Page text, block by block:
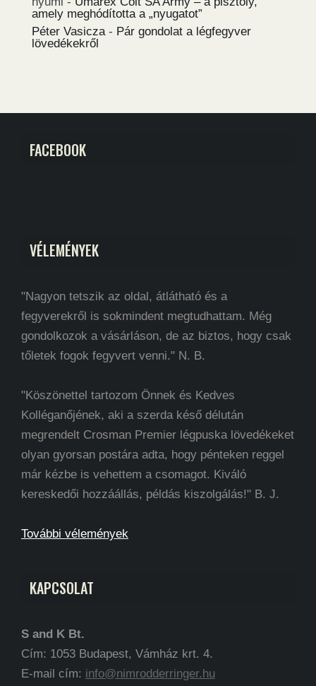
amely meghódította a „nyugatot”
Péter Vasicza- Pár gondolat a légfegyver
lövedékekről
FACEBOOK
VÉLEMÉNYEK
"Nagyon tetszik az oldal, átlátható és a
fegyverekről is sokmindent megtudhattam. Még
gondolkozok a vásárláson, de az biztos, hogy csak
tőletek fogok fegyvert venni." N. B.
"Köszönettel tartozom Önnek és Kedves
Kolléganőjének, aki a szerda késő délután
megrendelt Crosman Premier légpuska lövedékeket
olyan gyorsan postára adta, hogy pénteken reggel
már kézbe is vehettem a csomagot. Kiváló
kereskedői hozzáállás, példás kiszolgálás!" B. J.
További vélemények
KAPCSOLAT
S and K Bt.
Cím: 1053 Budapest, Vámház krt. 4.
E-mail cím: info@nimrodderringer.hu